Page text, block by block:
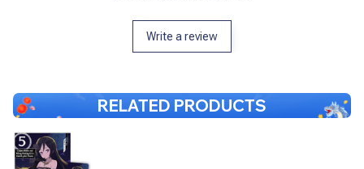
Write a review
RELATED PRODUCTS